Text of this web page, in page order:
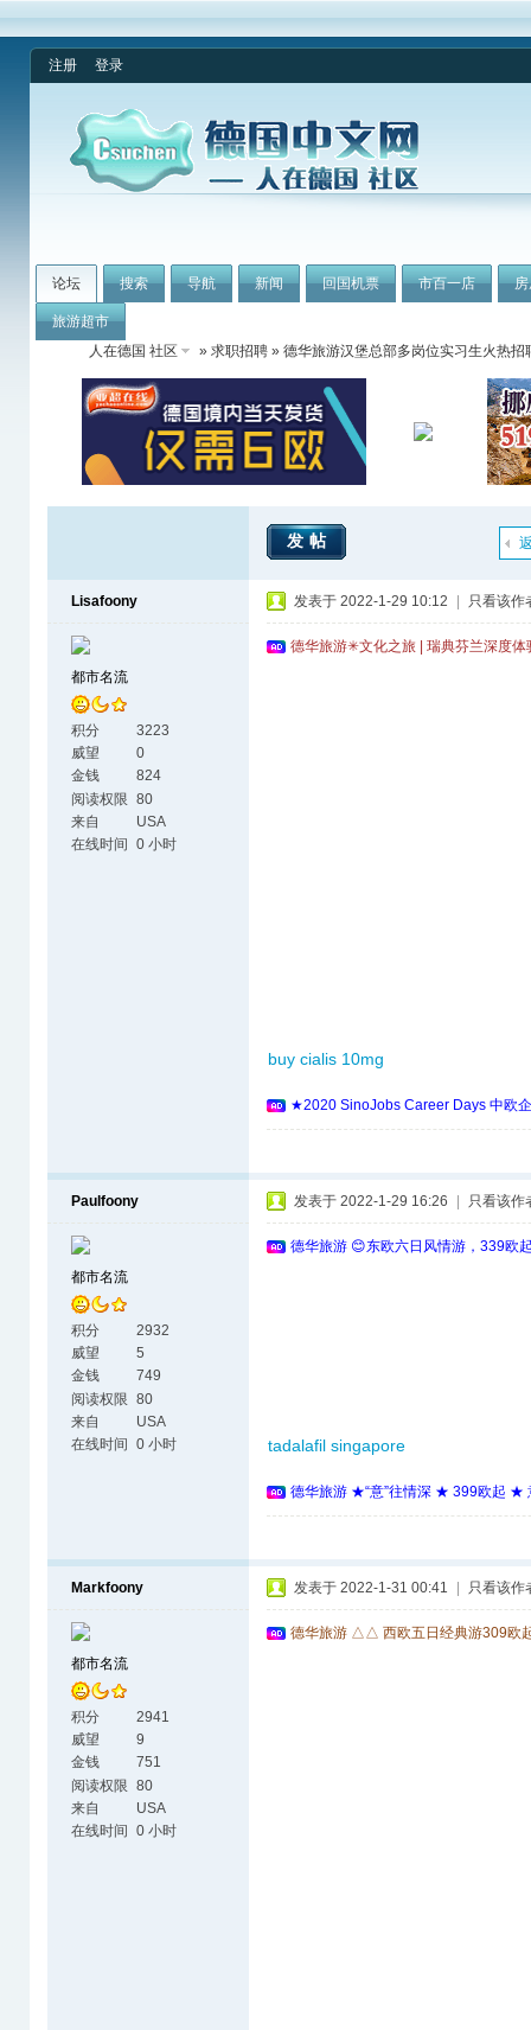
注册 登录
论坛 搜索 导航 新闻 回国机票 市百一店
旅游超市
人在德国 社区
» 求职招聘 » 德华旅游汉堡总部多岗位实习生火热招
发帖
Lisafoony
都市名流
积分
3223
威望
0
金钱
824
阅读权限 80
来自
USA
在线时间
0 小时
发表于 2022-1-29 10:12 只看该作
德华旅游✳文化之旅 | 瑞典芬兰深度
buy cialis 10mg
★2020 SinoJobs Career Days 中欧
Paulfoony
都市名流
积分
2932
威望
5
金钱
749
阅读权限 80
来自
USA
在线时间
0 小时
发表于 2022-1-29 16:26 只看该作
德华旅游 😊东欧六日风情游，339欧
tadalafil singapore
德华旅游 ★“意”往情深 ★ 399欧起 ★
Markfoony
都市名流
积分
2941
威望
9
金钱
751
阅读权限 80
来自
USA
在线时间
0 小时
发表于 2022-1-31 00:41 只看该作
德华旅游 △△ 西欧五日经典游309欧